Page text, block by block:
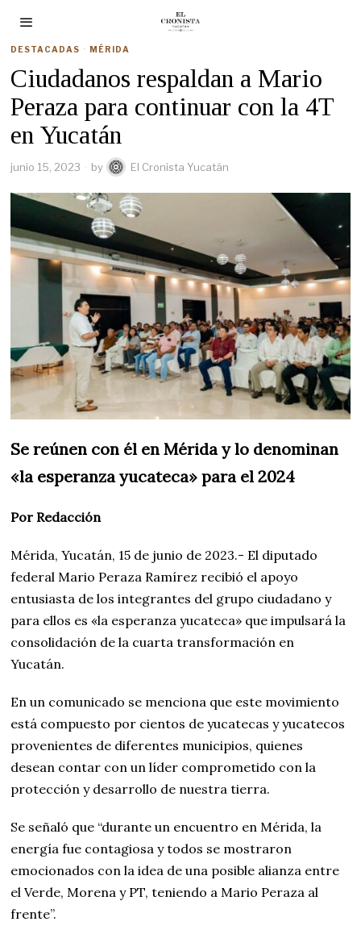
DESTACADAS · MÉRIDA
Ciudadanos respaldan a Mario
Peraza para continuar con la 4T
en Yucatán
junio 15, 2023 by El Cronista Yucatán
Se reúnen con él en Mérida y lo denominan
«la esperanza yucateca» para el 2024
Por Redacción
Mérida, Yucatán, 15 de junio de 2023.- El diputado
federal Mario Peraza Ramírez recibió el apoyo
entusiasta de los integrantes del grupo ciudadano y
para ellos es «la esperanza yucateca» que impulsará la
consolidación de la cuarta transformación en
Yucatán.
En un comunicado se menciona que este movimiento
está compuesto por cientos de yucatecas y yucatecos
provenientes de diferentes municipios, quienes
desean contar con un líder comprometido con la
protección y desarrollo de nuestra tierra.
Se señaló que “durante un encuentro en Mérida, la
energía fue contagiosa y todos se mostraron
emocionados con la idea de una posible alianza entre
el Verde, Morena y PT, teniendo a Mario Peraza al
frente”.